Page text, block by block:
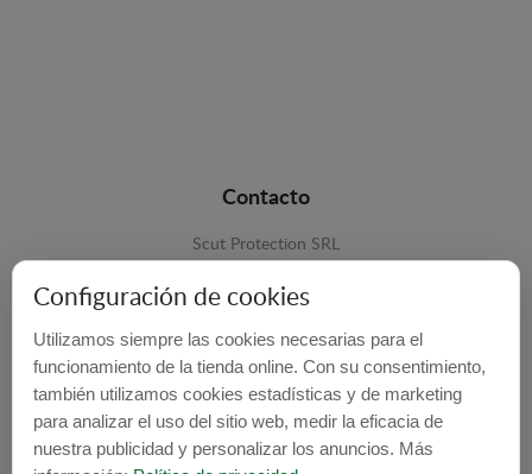
Contacto
Scut Protection SRL
Harghita, Romania
E-mail: info@cubrecarter.com
Configuración de cookies
Utilizamos siempre las cookies necesarias para el
funcionamiento de la tienda online. Con su consentimiento,
también utilizamos cookies estadísticas y de marketing
para analizar el uso del sitio web, medir la eficacia de
nuestra publicidad y personalizar los anuncios. Más